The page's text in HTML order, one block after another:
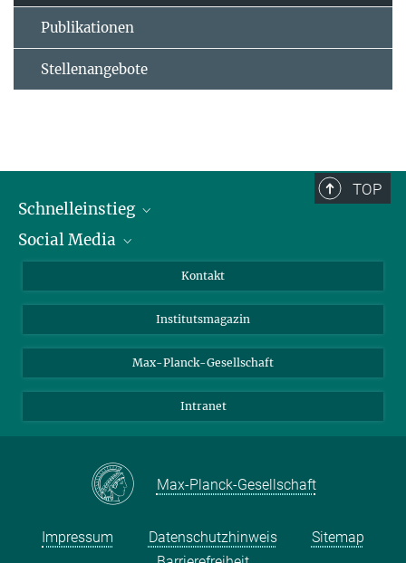
Publikationen
Stellenangebote
TOP
Schnelleinstieg
Alumni
Schulen
Studierende
Social Media
Facebook
YouTube
Kontakt
Institutsmagazin
Max-Planck-Gesellschaft
Intranet
Max-Planck-Gesellschaft
Impressum Datenschutzhinweis
Sitemap